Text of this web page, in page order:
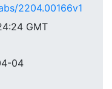
2204.00166v1
GMT
04